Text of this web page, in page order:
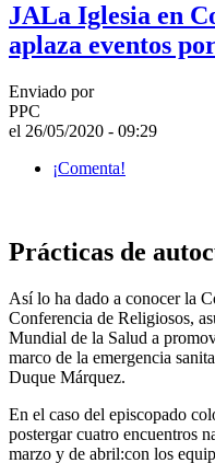
JALa Iglesia en
aplaza eventos
Enviado por
PPC
el 26/05/2020 - 09:29
¡Comenta!
Prácticas de
Así lo ha dado a conocer la
Conferencia de Religiosos,
Mundial de la Salud a
marco de la emergencia
Duque Márquez.
En el caso del episcopado
postergar cuatro encuentros
marzo y de abril:con los